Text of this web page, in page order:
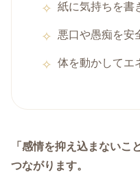
紙に気持ちを書
悪口や愚痴を安
体を動かしてエ
「感情を抑え込まないこ
つながります。